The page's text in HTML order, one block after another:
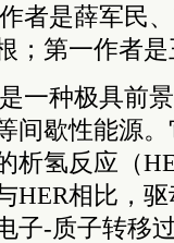
者是薛军民
；第一作者是
一种极具前
间歇性能源
析氢反应（
HER相比，
子-质子转移